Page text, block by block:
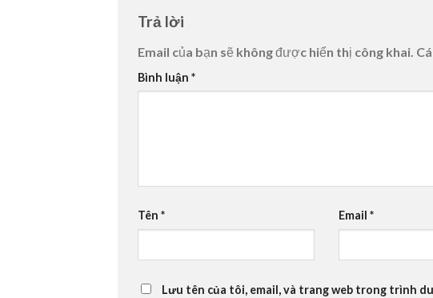
Trả lời
Email của bạn sẽ không được hiển thị công khai.
Bình luận *
Tên * Email *
Lưu tên của tôi, email, và trang web trong trình